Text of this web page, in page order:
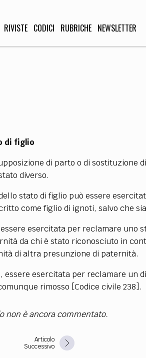
RIVISTE CODICI RUBRICHE NEWSLETTER
STORIA E FILOSOFIA
Scienze storiche,
FILODIRITTO REDAZIONE
CODICI
di figlio
di parto o di sostituzione
diverso.
stato di figlio può essere
come figlio di ignoti, salvo che
essere esercitata per reclamare uno
da chi è stato riconosciuto in
di altra presunzione di paternità.
essere esercitata per reclamare un
rimosso [Codice civile 238].
non è ancora commentato.
Articolo
Successivo